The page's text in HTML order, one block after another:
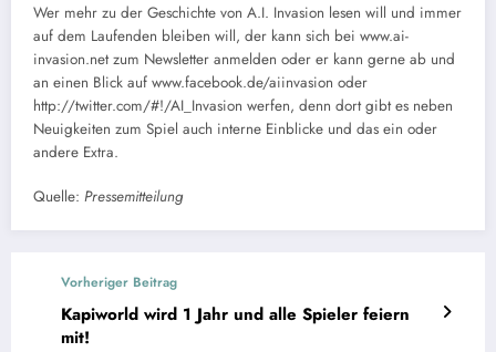
Wer mehr zu der Geschichte von A.I. Invasion lesen will und immer
auf dem Laufenden bleiben will, der kann sich bei www.ai-
invasion.net zum Newsletter anmelden oder er kann gerne ab und
an einen Blick auf www.facebook.de/aiinvasion oder
http://twitter.com/#!/AI_Invasion werfen, denn dort gibt es neben
Neuigkeiten zum Spiel auch interne Einblicke und das ein oder
andere Extra.
Quelle: Pressemitteilung
Vorheriger Beitrag
Kapiworld wird 1 Jahr und alle Spieler feiern
mit!